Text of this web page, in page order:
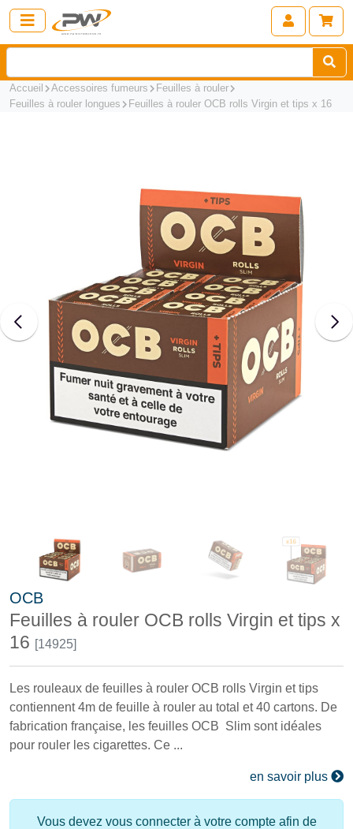
Accueil Accessoires fumeurs
Feuilles à rouler
Feuilles à rouler longues
Feuilles à rouler OCB rolls Virgin et tips x 16
OCB
Feuilles à rouler OCB rolls Virgin et tips x
16 [14925]
Les rouleaux de feuilles à rouler OCB rolls Virgin et tips
contiennent 4m de feuille à rouler au total et 40 cartons. De
fabrication française, les feuilles OCB Slim sont idéales
pour rouler les cigarettes. Ce ...
en savoir plus
Vous devez vous connecter à votre compte afin de